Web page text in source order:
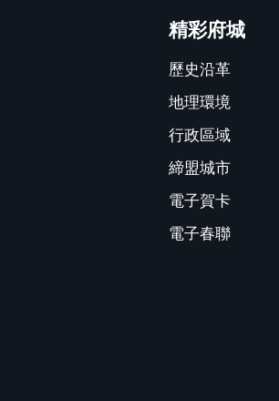
精彩府城
歷史沿革
地理環境
行政區域
締盟城市
電子賀卡
電子春聯